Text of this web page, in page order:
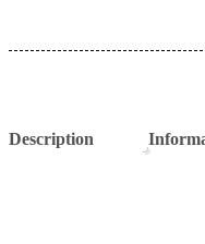
-
64x92x62cm
Description